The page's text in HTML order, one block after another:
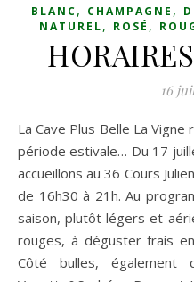
BLANC, CHAMPAGNE ,
NATUREL, ROSÉ ,
16
La Cave Plus Belle La Vigne reste ouverte pendant toute la
période estivale… Du 17
accueillons au 36 Cours
de 16h30 à 21h. Au
saison, plutôt légers et
rouges, à déguster frais
Côté bulles, également